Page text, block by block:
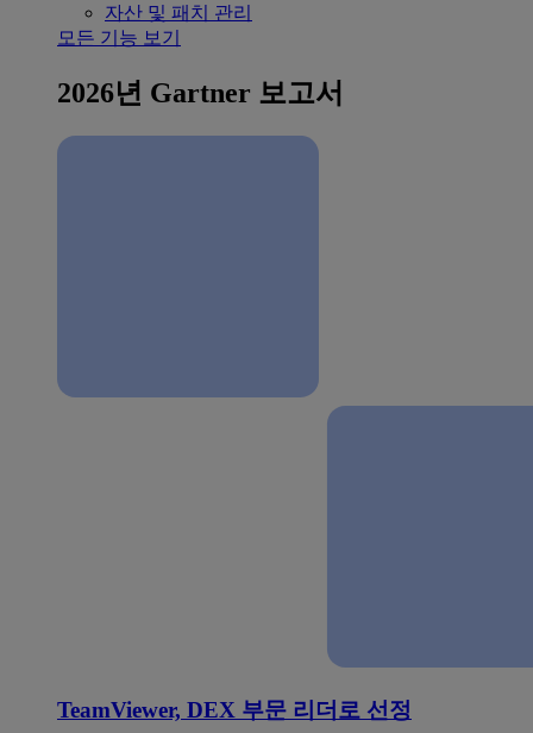
자산 및 패치 관리
모든 기능 보기
2026년 Gartner 보고서
TeamViewer, DEX 부문 리더로 선정